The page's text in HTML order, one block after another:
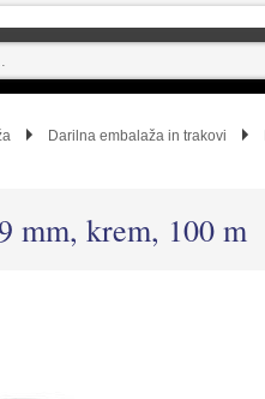
Darilna embalaža in trakovi
mm, krem, 100 m